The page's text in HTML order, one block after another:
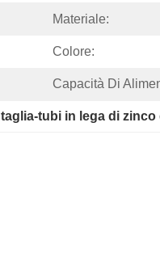
Materiale:
Colore:
Capacità Di
taglia-tubi in lega di zinco